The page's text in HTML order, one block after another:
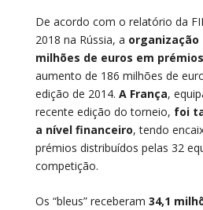
De acordo com o relatório da
2018 na Rússia, a organização
milhões de euros em prémios
aumento de 186 milhões de
edição de 2014. A França,
recente edição do torneio, foi
a nível financeiro, tendo
prémios distribuídos pelas 32
competição.
Os “bleus” receberam 34,1